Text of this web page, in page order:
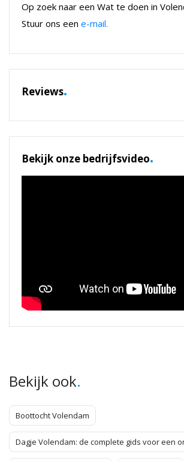
Op zoek naar een Wat te doen in
Stuur ons een e-mail.
Reviews.
Bekijk onze bedrijfsvideo.
Bekijk ook.
Boottocht Volendam
Dagje Volendam: de complete gids voor een